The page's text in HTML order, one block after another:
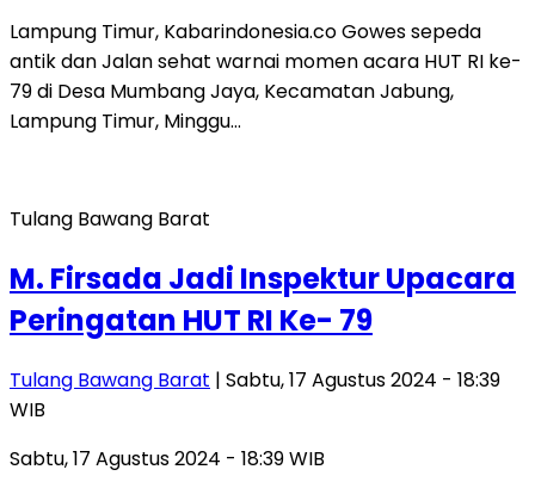
Lampung Timur, Kabarindonesia.co Gowes sepeda
antik dan Jalan sehat warnai momen acara HUT RI ke-
79 di Desa Mumbang Jaya, Kecamatan Jabung,
Lampung Timur, Minggu…
Tulang Bawang Barat
M. Firsada Jadi Inspektur Upacara
Peringatan HUT RI Ke- 79
Tulang Bawang Barat | Sabtu, 17 Agustus 2024 - 18:39
WIB
Sabtu, 17 Agustus 2024 - 18:39 WIB